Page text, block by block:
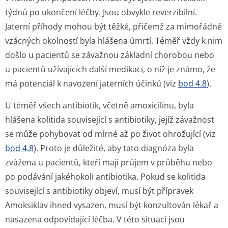
týdnů po ukončení léčby. Jsou obvykle reverzibilní.
Jaterní příhody mohou být těžké, přičemž za mimořádně
vzácných okolností byla hlášena úmrtí. Téměř vždy k nim
došlo u pacientů se závažnou základní chorobou nebo
u pacientů užívajících další medikaci, o níž je známo, že
má potenciál k navození jaterních účinků (viz bod 4.8).
U téměř všech antibiotik, včetně amoxicilinu, byla
hlášena kolitida související s antibiotiky, jejíž závažnost
se může pohybovat od mírné až po život ohrožující (viz
bod 4.8). Proto je důležité, aby tato diagnóza byla
zvážena u pacientů, kteří mají průjem v průběhu nebo
po podávání jakéhokoli antibiotika. Pokud se kolitida
související s antibiotiky objeví, musí být přípravek
Amoksiklav ihned vysazen, musí být konzultován lékař a
nasazena odpovídající léčba. V této situaci jsou